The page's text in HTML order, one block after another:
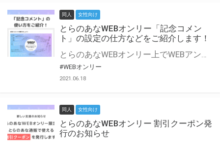
同人 女性向け
とらのあなWEBオンリー「記念コメン
ト」の設定の仕方などをご紹介します！
とらのあなWEBオンリー上でWEBアンソロジーが作成できる「記念コメント」について、その使い方や作成手順を解説します！ 支援タイプを「サークル参加型」「サークル参加型・マルシェ(イベント会場)機能付き」でお申し込みいただいている主催者様はぜひご活用ください♪ とらのあなWEBオンリーサイトはこちら
#WEBオンリー
2021.06.18
同人 女性向け
とらのあなWEBオンリー 割引クーポン発
行のお知らせ